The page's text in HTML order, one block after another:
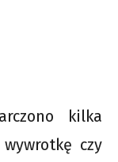
kilka
czy